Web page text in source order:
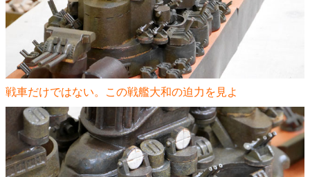
戦車だけではない。この戦艦大和の迫力を見よ